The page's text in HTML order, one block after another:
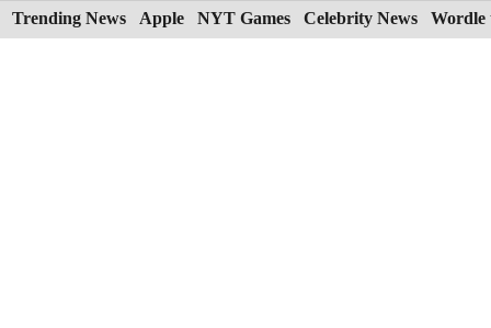
Skip
to
Trending News Apple NYT Games Celebrity News Wordle